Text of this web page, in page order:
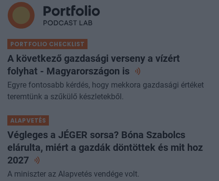
PORTFOLIO CHECKLIST
A következő gazdasági verseny a vízért
folyhat - Magyarországon is
Egyre fontosabb kérdés, hogy mekkora gazdasági értéket
teremtünk a szűkülő készletekből.
ALAPVETÉS
Végleges a JÉGER sorsa? Bóna Szabolcs
elárulta, miért a gazdák döntöttek és mit hoz
2027
A miniszter az Alapvetés vendége volt.